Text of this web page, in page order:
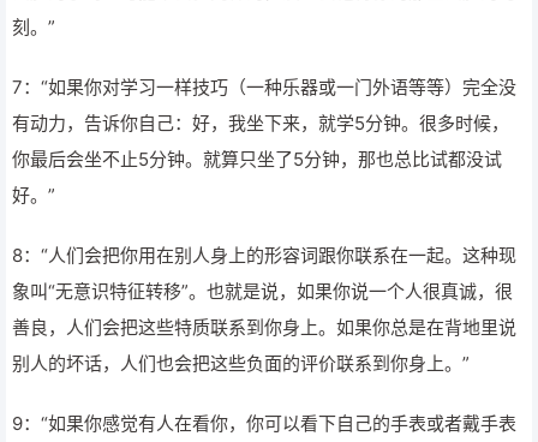
刻。”
7：“如果你对学习一样技巧（一种乐器或一门外语等等）完全没
有动力，告诉你自己：好，我坐下来，就学5分钟。很多时候，
你最后会坐不止5分钟。就算只坐了5分钟，那也总比试都没试
好。”
8：“人们会把你用在别人身上的形容词跟你联系在一起。这种现
象叫“无意识特征转移”。也就是说，如果你说一个人很真诚，很
善良，人们会把这些特质联系到你身上。如果你总是在背地里说
别人的坏话，人们也会把这些负面的评价联系到你身上。”
9：“如果你感觉有人在看你，你可以看下自己的手表或者戴手表